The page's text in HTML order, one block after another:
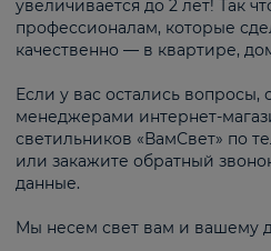
увеличивается до 2 лет! Так
профессионалам, которые
качественно — в квартире,
Если у вас остались вопросы,
менеджерами интернет-
светильников «ВамСвет» по
или закажите обратный
данные.
Мы несем свет вам и вашему